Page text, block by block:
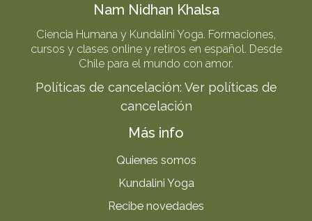
Nam Nidhan Khalsa
Ciencia Humana y Kundalini Yoga. Formaciones,
cursos y clases online y retiros en español. Desde
Chile para el mundo con amor.
Políticas de cancelación: Ver políticas de
cancelación
Más info
Quienes somos
Kundalini Yoga
Recibe novedades